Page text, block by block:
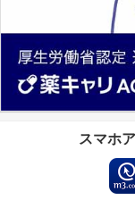
スマホ